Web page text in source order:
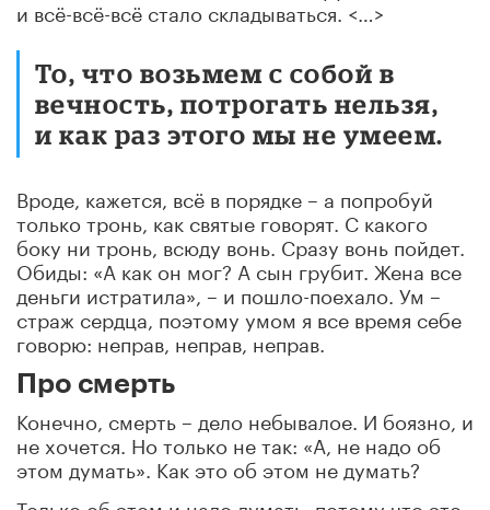
и всё-всё-всё стало складываться. <…>
То, что возьмем с собой в
вечность, потрогать нельзя,
и как раз этого мы не умеем.
Вроде, кажется, всё в порядке – а попробуй
только тронь, как святые говорят. С какого
боку ни тронь, всюду вонь. Сразу вонь пойдет.
Обиды: «А как он мог? А сын грубит. Жена все
деньги истратила», – и пошло-поехало. Ум –
страж сердца, поэтому умом я все время себе
говорю: неправ, неправ, неправ.
Про смерть
Конечно, смерть – дело небывалое. И боязно, и
не хочется. Но только не так: «А, не надо об
этом думать». Как это об этом не думать?